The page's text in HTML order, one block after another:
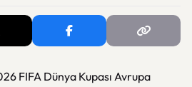
FIFA Dünya Kupası Avrupa